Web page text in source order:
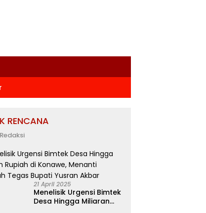
RENCANA
21 April 2025
Menelisik Urgensi Bimtek
Desa Hingga Miliaran